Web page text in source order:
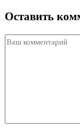
Оставить